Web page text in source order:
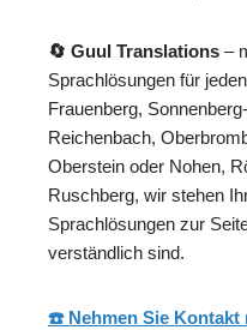
🔄 Guul Translations –
Sprachlösungen für
Frauenberg,
Reichenbach,
Oberstein oder Nohen,
Ruschberg, wir stehen
Sprachlösungen zur
verständlich sind.
☎️ Nehmen Sie Kontakt